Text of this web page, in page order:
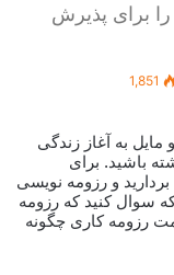
برای پذیرش
1,851
مایل به آغاز زندگی
باشید. برای
و رزومه نویسی
سوال کنید که رزومه
رزومه کاری چگونه